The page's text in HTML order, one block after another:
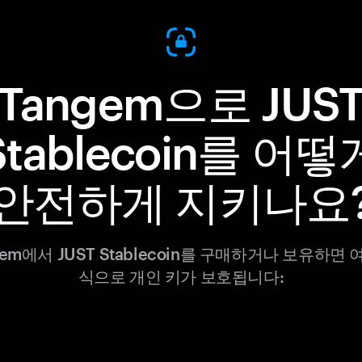
으로
를 어떻
전하게 지키나요
에서 JUST Stablecoin를 구매하거나 보유하면
식으로 개인 키가 보호됩니다: